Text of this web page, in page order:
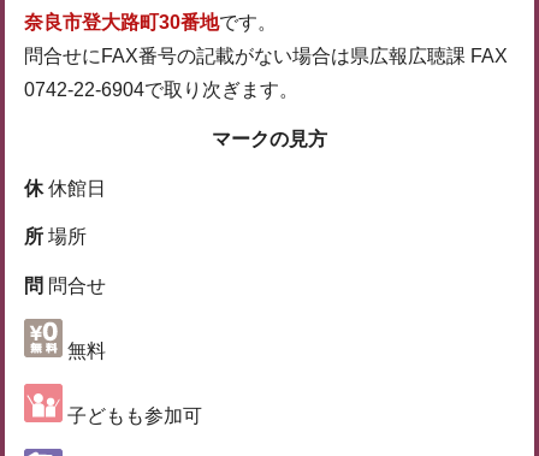
奈良市登大路町30番地です。
問合せにFAX番号の記載がない場合は県広報広聴課 FAX
0742-22-6904で取り次ぎます。
マークの見方
休休館日
所 場所
問 問合せ
無料
子どもも参加可